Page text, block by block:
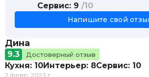
Сервис: 9 /10
Напишите свой
Дина
9.3 Достоверный отзыв
Кухня: 10Интерьер: 8Сервис: 10
2 февр. 2023 г.